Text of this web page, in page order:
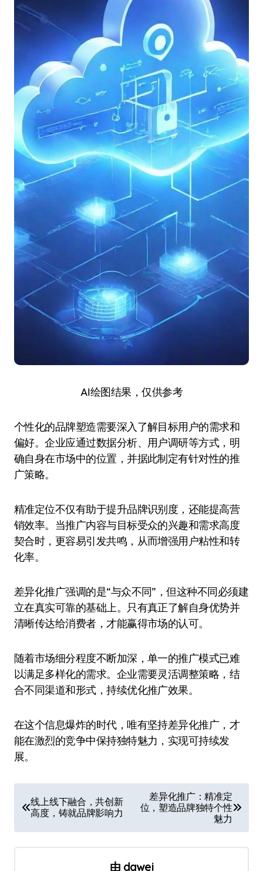
AI绘图结果，仅供参考
个性化的品牌塑造需要深入了解目标用户的需求和
偏好。企业应通过数据分析、用户调研等方式，明
确自身在市场中的位置，并据此制定有针对性的推
广策略。
精准定位不仅有助于提升品牌识别度，还能提高营
销效率。当推广内容与目标受众的兴趣和需求高度
契合时，更容易引发共鸣，从而增强用户粘性和转
化率。
差异化推广强调的是“与众不同”，但这种不同必须建
立在真实可靠的基础上。只有真正了解自身优势并
清晰传达给消费者，才能赢得市场的认可。
随着市场细分程度不断加深，单一的推广模式已难
以满足多样化的需求。企业需要灵活调整策略，结
合不同渠道和形式，持续优化推广效果。
在这个信息爆炸的时代，唯有坚持差异化推广，才
能在激烈的竞争中保持独特魅力，实现可持续发
展。
章
导
航
线上线下融合，共创新
高度，铸就品牌影响力
差异化推广：精准定
位，塑造品牌独特个性
魅力
由 dawei